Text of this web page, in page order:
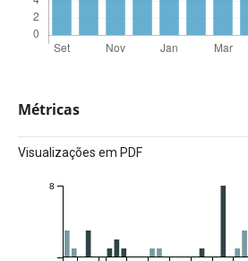
Métricas
Visualizações em PDF
8